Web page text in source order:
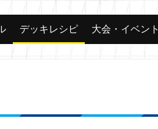
カード 大会
デッキレシピ 大会・イベント